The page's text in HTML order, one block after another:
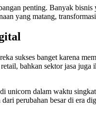
penting. Banyak
yang matang,
sukses banget karena
bahkan sektor jasa
dalam waktu
perubahan besar di era